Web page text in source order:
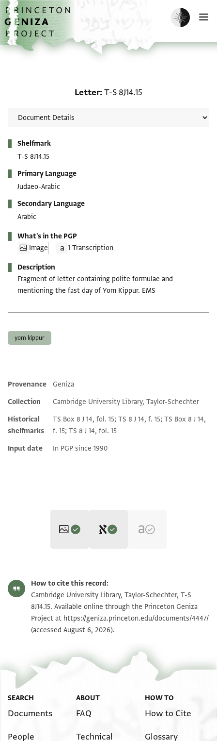
Skip to main content
home
Enable dark
Letter T-S 8J14.15
Shelfmark
T-S 8J14.15
Primary Language
Judaeo-Arabic
Secondary Language
Arabic
What's in the PGP
Image
1 Transcription
Description
Fragment of letter containing polite formulae and
mentioning the fast day of Yom Kippur. EMS
yom kippur
Additional metadata
Provenance
Geniza
Collection
Cambridge University Library, Taylor-Schechter
Historical
shelfmarks
TS Box 8 J 14, fol. 15; TS 8 J 14, f. 15; TS Box 8 J 14,
f. 15; TS 8 J 14, fol. 15
Input date
In PGP since 1990
S. D. Goitein's unpublished edition (1950–85).
] אללה תע וקרב לקאה ורזקני ב
] כתבתה יא מולאי ען קלב
יטיר שוקא אליך ונפס תתשוק ללוקוף בין
ידיך ואללה תעלי (!) יקרב דלך לם תצל
ג פעסר תערפני באמרהא ולם
לם תגי ען אלעיד יוערפני בחאלך
כפור ולא בד וחאלי צאלחה
בחמד אללה תעלי לולו אלוחשא
סלאמא גזילא ילא
T-S 8J14.15 1v
Image Permissions Statement
How to cite this record:
Cambridge University Library, Taylor-Schechter, T-S
8J14.15. Available online through the Princeton Geniza
Project at https://geniza.princeton.edu/documents/4447/
(accessed August 6, 2026).
SEARCH
Documents
People
ABOUT
FAQ
Technical
HOW TO
How to Cite
Glossary